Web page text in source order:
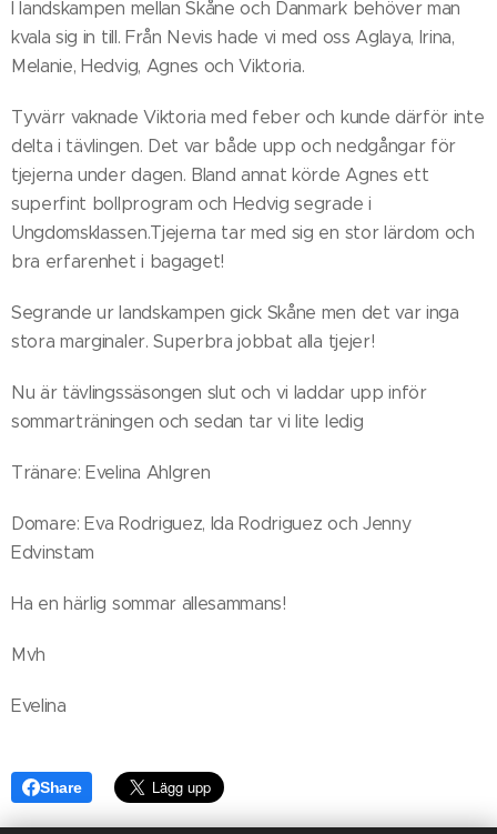
I landskampen mellan Skåne och Danmark behöver man
kvala sig in till. Från Nevis hade vi med oss Aglaya, Irina,
Melanie, Hedvig, Agnes och Viktoria.
Tyvärr vaknade Viktoria med feber och kunde därför inte
delta i tävlingen. Det var både upp och nedgångar för
tjejerna under dagen. Bland annat körde Agnes ett
superfint bollprogram och Hedvig segrade i
Ungdomsklassen.Tjejerna tar med sig en stor lärdom och
bra erfarenhet i bagaget!
Segrande ur landskampen gick Skåne men det var inga
stora marginaler. Superbra jobbat alla tjejer!
Nu är tävlingssäsongen slut och vi laddar upp inför
sommarträningen och sedan tar vi lite ledig
Tränare: Evelina Ahlgren
Domare: Eva Rodriguez, Ida Rodriguez och Jenny
Edvinstam
Ha en härlig sommar allesammans!
Mvh
Evelina
Share